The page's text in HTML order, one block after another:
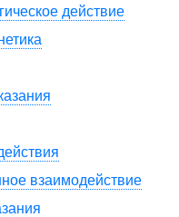
действие
взаимодействие